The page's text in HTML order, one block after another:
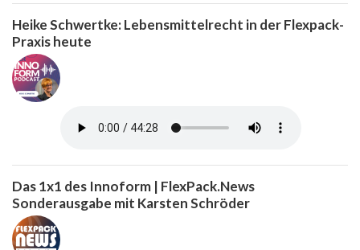
Heike Schwertke: Lebensmittelrecht in der Flexpack-
Praxis heute
Das 1x1 des Innoform | FlexPack.News
Sonderausgabe mit Karsten Schröder